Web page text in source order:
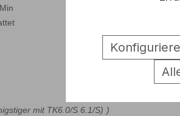
mit TK6.0/S 6.1/S) )